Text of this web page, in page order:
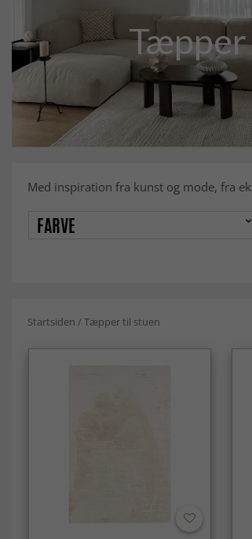
Tæpper
Med inspiration fra kunst og mode, fra
FARVE
Startsiden /Tæpper til stuen